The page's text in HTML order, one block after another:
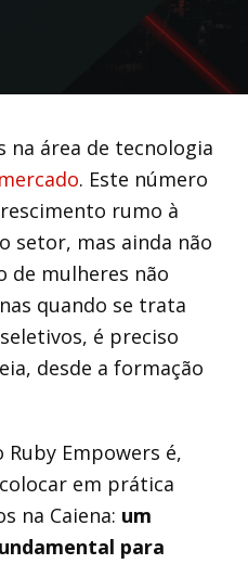
na área de tecnologia
. Este número
rumo à
setor, mas ainda não
de mulheres não
quando se trata
é preciso
desde a formação
Empowers é,
em prática
na Caiena: um
para